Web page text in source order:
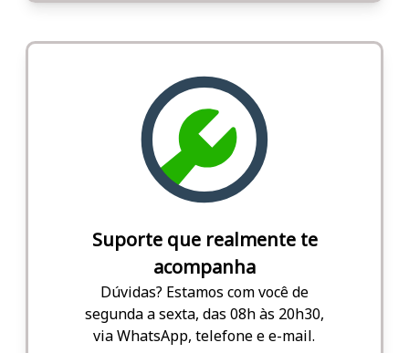
Suporte que realmente te
acompanha
Dúvidas? Estamos com você de
segunda a sexta, das 08h às 20h30,
via WhatsApp, telefone e e-mail.